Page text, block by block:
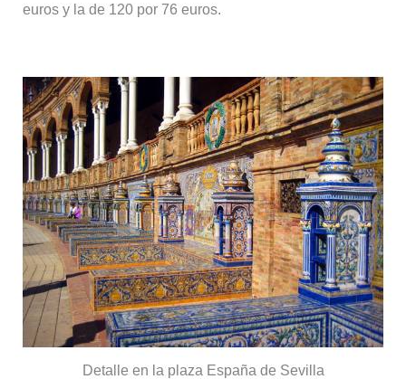
euros y la de 120 por 76 euros.
Detalle en la plaza España de Sevilla